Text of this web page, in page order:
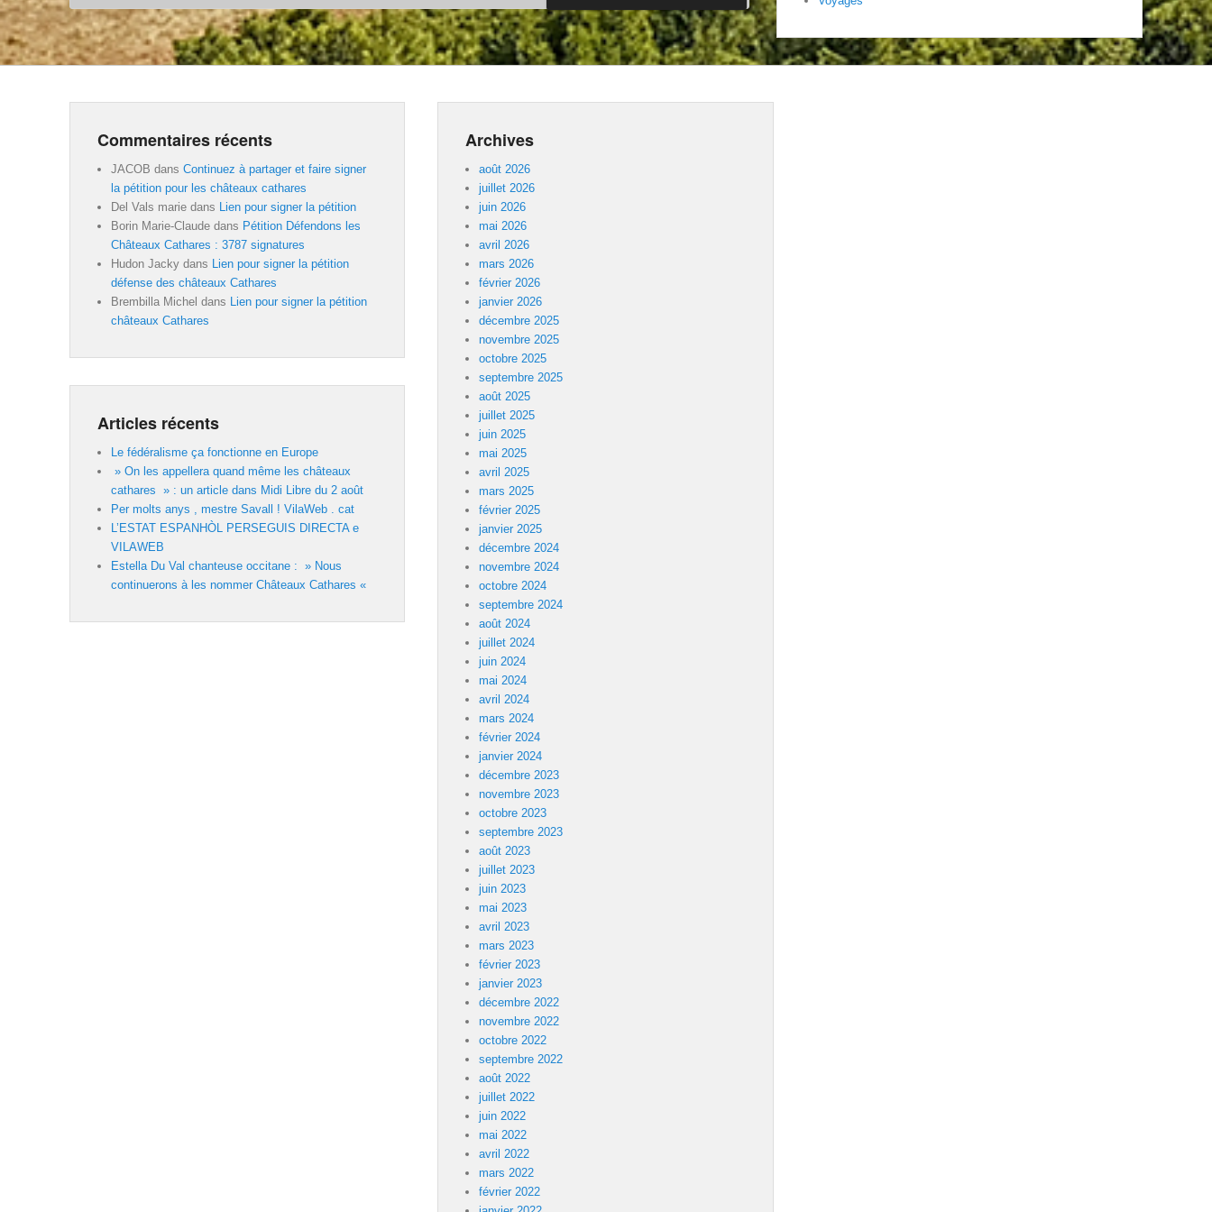
Commentaires récents
JACOB dans Continuez à partager et faire signer
la pétition pour les châteaux cathares
Del Vals marie dans
Lien pour signer la pétition
Borin Marie-Claude dans Pétition Défendons les
Châteaux Cathares : 3787 signatures
Hudon Jacky dans
Lien pour signer la pétition
défense des châteaux Cathares
Brembilla Michel dans
Lien pour signer la pétition
châteaux Cathares
Articles récents
Le fédéralisme ça fonctionne en Europe
» On les appellera quand même les châteaux
cathares » : un article dans Midi Libre du 2 août
Per molts anys , mestre Savall ! VilaWeb . cat
L’ESTAT ESPANHÒL PERSEGUIS DIRECTA e
VILAWEB
Estella Du Val chanteuse occitane : » Nous
continuerons à les nommer Châteaux Cathares «
Archives
août 2026
juillet 2026
juin 2026
mai 2026
avril 2026
mars 2026
février 2026
janvier 2026
décembre 2025
novembre 2025
octobre 2025
septembre 2025
août 2025
juillet 2025
juin 2025
mai 2025
avril 2025
mars 2025
février 2025
janvier 2025
décembre 2024
novembre 2024
octobre 2024
septembre 2024
août 2024
juillet 2024
juin 2024
mai 2024
avril 2024
mars 2024
février 2024
janvier 2024
décembre 2023
novembre 2023
octobre 2023
septembre 2023
août 2023
juillet 2023
juin 2023
mai 2023
avril 2023
mars 2023
février 2023
janvier 2023
décembre 2022
novembre 2022
octobre 2022
septembre 2022
août 2022
juillet 2022
juin 2022
mai 2022
avril 2022
mars 2022
février 2022